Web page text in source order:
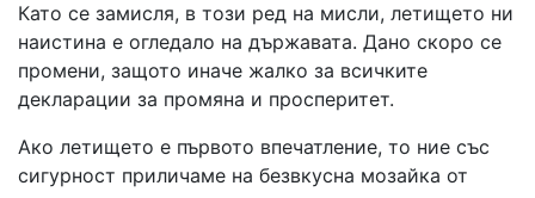
Като се замисля, в този ред на мисли, летището ни
наистина е огледало на държавата. Дано скоро се
промени, защото иначе жалко за всичките
декларации за промяна и просперитет.
Ако летището е първото впечатление, то ние със
сигурност приличаме на безвкусна мозайка от